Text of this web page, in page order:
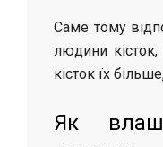
Саме тому
людини кісток,
кісток їх
Як